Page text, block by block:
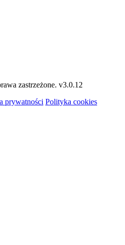
zastrzeżone. v3.0.12
prywatności Polityka cookies